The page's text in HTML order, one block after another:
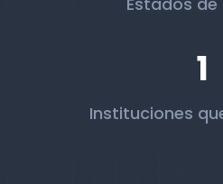
1
Instituciones